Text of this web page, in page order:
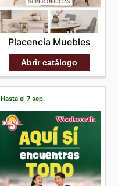
Placencia Muebles
Abrir catálogo
Hasta el 7 sep.